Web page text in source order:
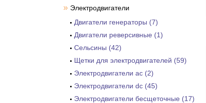
» Электродвигатели
Двигатели генераторы (7)
Двигатели реверсивные (1)
Сельсины (42)
Щетки для электродвигателей (59)
Электродвигатели ac (2)
Электродвигатели dc (45)
Электродвигатели бесщеточные (17)